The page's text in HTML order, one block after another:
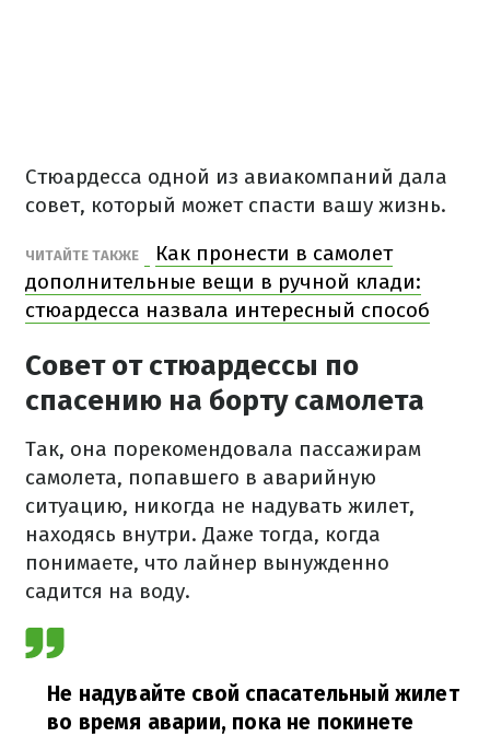
Стюардесса одной из авиакомпаний дала
совет, который может спасти вашу жизнь.
ЧИТАЙТЕ ТАКЖЕ
Как пронести в самолет
дополнительные вещи в ручной клади:
стюардесса назвала интересный способ
Совет от стюардессы по
спасению на борту самолета
Так, она порекомендовала пассажирам
самолета, попавшего в аварийную
ситуацию, никогда не надувать жилет,
находясь внутри. Даже тогда, когда
понимаете, что лайнер вынужденно
садится на воду.
Не надувайте свой спасательный жилет
во время аварии, пока не покинете